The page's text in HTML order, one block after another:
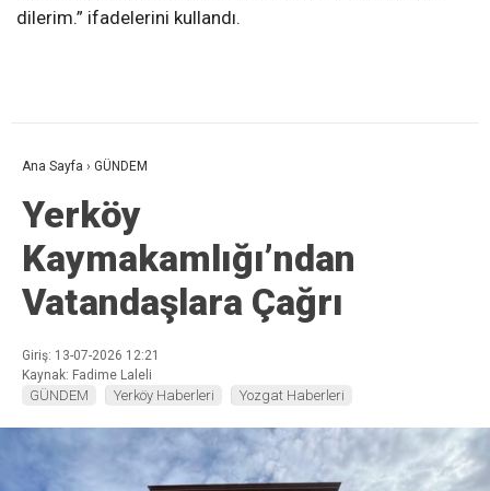
dilerim.” ifadelerini kullandı.
Ana Sayfa › GÜNDEM
Yerköy
Kaymakamlığı’ndan
Vatandaşlara Çağrı
Giriş: 13-07-2026 12:21
Kaynak: Fadime Laleli
GÜNDEM Yerköy Haberleri Yozgat Haberleri